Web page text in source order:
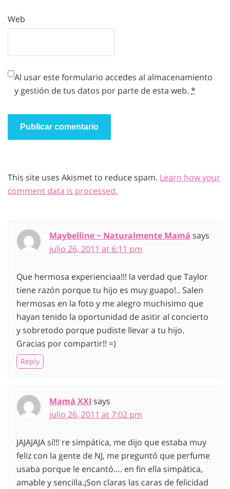
Web
Al usar este formulario accedes al almacenamiento
y gestión de tus datos por parte de esta web. *
This site uses Akismet to reduce spam. Learn how your
comment data is processed.
Maybelline ~ Naturalmente Mamá says
julio 26, 2011 at 6:11 pm
Que hermosa experienciaa!!! la verdad que Taylor
tiene razón porque tu hijo es muy guapo!.. Salen
hermosas en la foto y me alegro muchisimo que
hayan tenido la oportunidad de asitir al concierto
y sobretodo porque pudiste llevar a tu hijo.
Gracias por compartir!! =)
Reply
Mamá XXI says
julio 26, 2011 at 7:02 pm
JAJAJAJA sí!!! re simpática, me dijo que estaba muy
feliz con la gente de NJ, me preguntó que perfume
usaba porque le encantó…. en fin ella simpática,
amable y sencilla.¡Son claras las caras de felicidad